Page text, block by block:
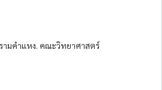
ามคำแหง. คณะวิทยาศาสตร์